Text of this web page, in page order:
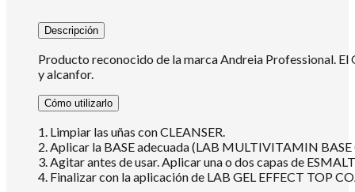
Descripción
Producto reconocido de la marca Andreia Professional.
y alcanfor.
Cómo utilizarlo
1. Limpiar las uñas con CLEANSER.
2. Aplicar la BASE adecuada (LAB MULTIVITAMIN
3. Agitar antes de usar. Aplicar una o dos capas de
4. Finalizar con la aplicación de LAB GEL EFFECT TOP